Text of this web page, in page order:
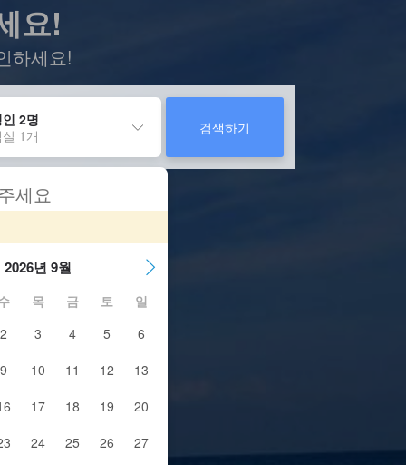
요!
하세요!
2명
1개
검색하기
세요
2026년 9월
목 금 토
일
2
3 4 5
6
9
10 11 12
13
17 18 19
20
24 25 26 27